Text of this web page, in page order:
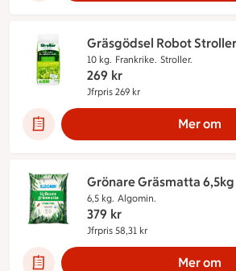
Gräsgödsel Robot Stroller
10 kg. Frankrike. Stroller.
269 kr
Jfrpris 269 kr
Mer om
Grönare Gräsmatta
6,5 kg. Algomin.
379 kr
Jfrpris 58,31 kr
Mer om